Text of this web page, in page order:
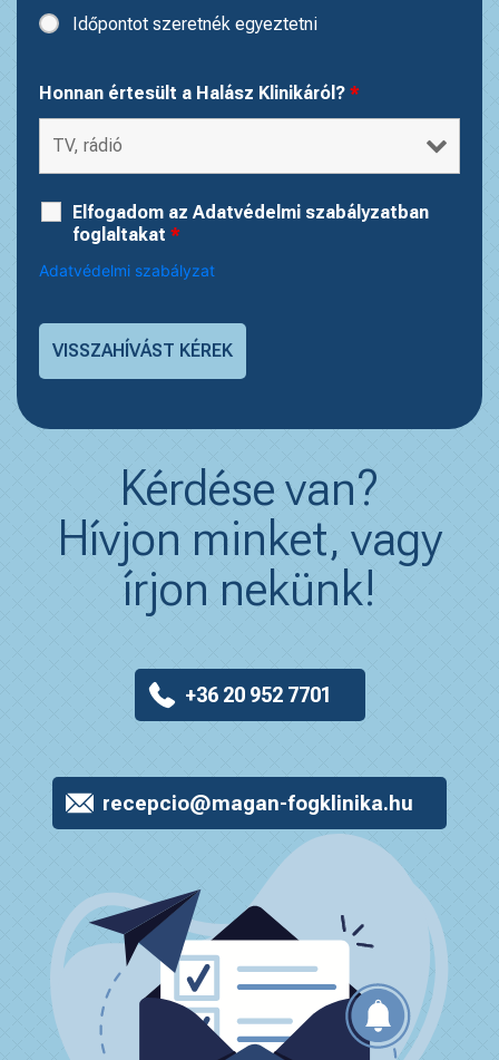
Időpontot szeretnék egyeztetni
Honnan értesült a Halász Klinikáról? *
Elfogadom az Adatvédelmi szabályzatban
foglaltakat *
Adatvédelmi szabályzat
Kérdése van?
Hívjon minket, vagy
írjon nekünk!
+36 20 952 7701
recepcio@magan-fogklinika.hu